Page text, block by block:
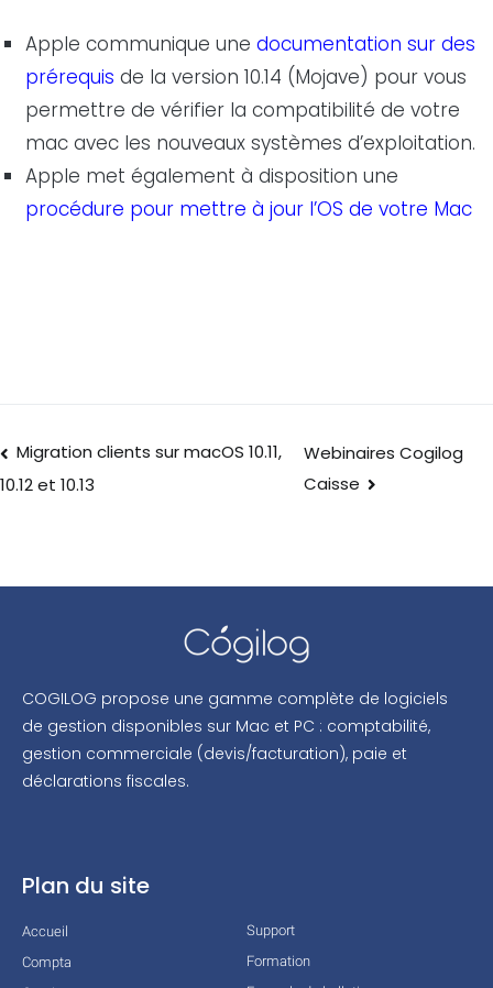
Apple communique unedocumentation sur des
prérequis de la version 10.14 (Mojave) pour vous
permettre de vérifier la compatibilité de votre
mac avec les nouveaux systèmes d’exploitation.
Apple met également à disposition une
procédure pour mettre à jour l’OS de votre Mac
Migration clients sur macOS 10.11,
10.12 et 10.13
Webinaires Cogilog
Caisse
COGILOG propose une gamme complète de logiciels
de gestion disponibles sur Mac et PC : comptabilité,
gestion commerciale (devis/facturation), paie et
déclarations fiscales.
Plan du site
Accueil
Compta
Support
Formation